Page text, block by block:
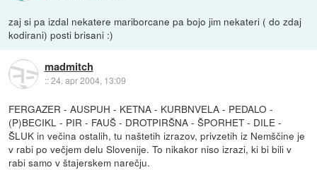
zaj si pa izdal nekatere mariborcane pa bojo jim nekateri ( do zdaj
kodirani) posti brisani :)
madmitch
::24. apr 2004, 13:09
FERGAZER - AUSPUH - KETNA - KURBNVELA - PEDALO -
(P)BECIKL - PIR - FAUŠ - DROTPIRŠNA - ŠPORHET - DILE -
ŠLUK in večina ostalih, tu naštetih izrazov, privzetih iz Nemščine je
v rabi po večjem delu Slovenije. To nikakor niso izrazi, ki bi bili v
rabi samo v štajerskem narečju.